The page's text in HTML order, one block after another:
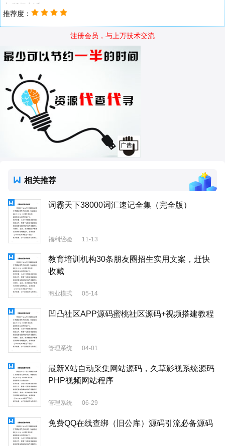
击 版权申诉
推荐度：
注册会员，与上万技术交流
相关推荐
词霸天下38000词汇速记全集（完全版）
福利经验 11-13
教育培训机构30条朋友圈招生实用文案，赶快
收藏
商业模式 05-14
凹凸社区APP源码蜜桃社区源码+视频搭建教程
管理系统 04-01
最新X站自动采集网站源码，久草影视系统源码
PHP视频网站程序
管理系统 06-29
免费QQ在线查绑（旧公库）源码引流必备源码